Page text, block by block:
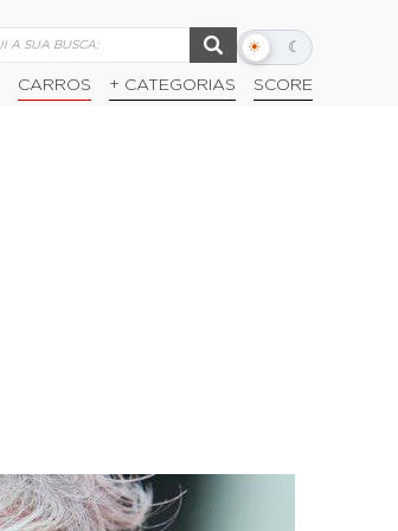
☀ ☾
Alternar
escuro
CARROS + CATEGORIAS SCORE